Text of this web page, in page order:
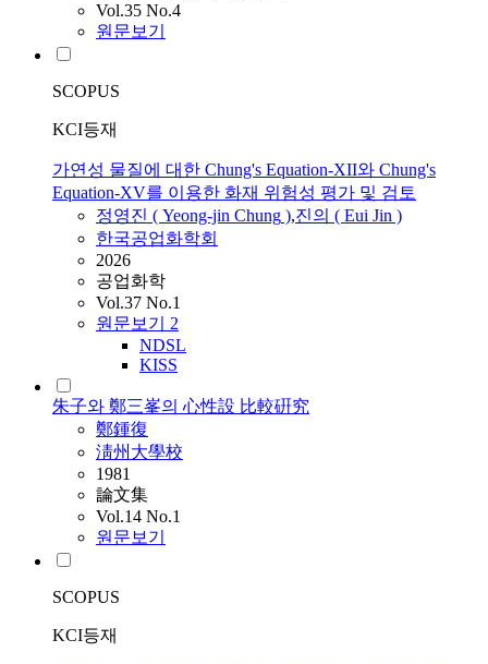
Vol.35 No.4
원문보기
SCOPUS
KCI등재
가연성 물질에 대한 Chung's Equation-XII와 Chung's
Equation-XV를 이용한 화재 위험성 평가 및 검토
정영진 ( Yeong-jin Chung ),진의 ( Eui Jin )
한국공업화학회
2026
공업화학
Vol.37 No.1
원문보기 2
NDSL
KISS
朱子와 鄭三峯의 心性設 比較硏究
鄭鍾復
淸州大學校
1981
論文集
Vol.14 No.1
원문보기
SCOPUS
KCI등재